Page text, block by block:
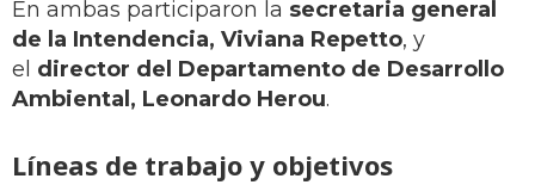
En ambas participaron la secretaria general
de la Intendencia, Viviana Repetto, y
el director del Departamento de Desarrollo
Ambiental, Leonardo Herou.
Líneas de trabajo y objetivos